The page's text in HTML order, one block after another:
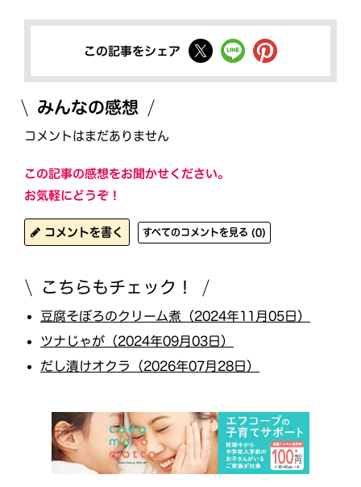
この記事をシェア
みんなの感想
コメントはまだありません
この記事の感想をお聞かせください。
お気軽にどうぞ！
コメントを書く すべてのコメントを見る (0)
こちらもチェック！
豆腐そぼろのクリーム煮（2024年11月05日）
ツナじゃが（2024年09月03日）
だし漬けオクラ（2026年07月28日）